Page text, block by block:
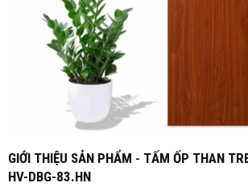
GIỚI THIỆU SẢN PHẨM - TẤM ỐP THAN
HV-DBG-83.HN